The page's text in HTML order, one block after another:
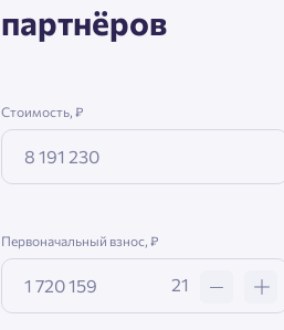
партнёров
Стоимость, ₽
Первоначальный взнос, ₽
21